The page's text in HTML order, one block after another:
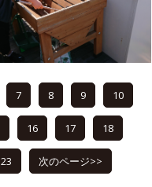
7 8 9 10
16 17 18
23 次のページ>>